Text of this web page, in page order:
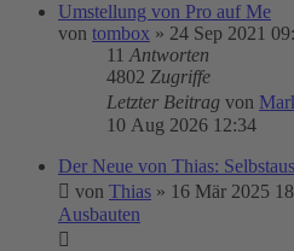
Umstellung von Pro auf Me
von tombox » 24 Sep 2021
11 Antworten
4802 Zugriffe
Letzter Beitrag von
10 Aug 2026 12:34
Der Neue von Thias:
von Thias » 16 Mär 2025
Ausbauten